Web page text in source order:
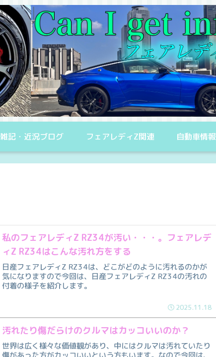
雑記・近況ブログ フェアレディZ関連 自動車情報
私のフェアレディZ RZ34が汚い・・・。フェアレデ
ィZ RZ34はこんな汚れ方をする
日産フェアレディZ RZ34は、どこがどのように汚れるのかが
気になりますので今回は、日産フェアレディZ RZ34の汚れの
付着の様子を紹介します。
2025.11.18
汚れたり傷だらけのクルマはカッコいいのか？
世界は広く様々な価値観があり、中にはクルマは汚れていたり